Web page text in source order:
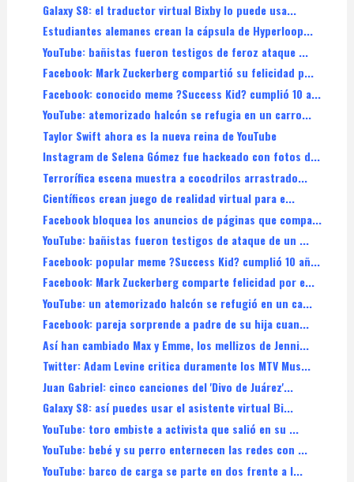
Galaxy S8: el traductor virtual Bixby lo puede usa...
Estudiantes alemanes crean la cápsula de Hyperloop...
YouTube: bañistas fueron testigos de feroz ataque ...
Facebook: Mark Zuckerberg compartió su felicidad p...
Facebook: conocido meme ?Success Kid? cumplió 10 a...
YouTube: atemorizado halcón se refugia en un carro...
Taylor Swift ahora es la nueva reina de YouTube
Instagram de Selena Gómez fue hackeado con fotos d...
Terrorífica escena muestra a cocodrilos arrastrado...
Científicos crean juego de realidad virtual para e...
Facebook bloquea los anuncios de páginas que compa...
YouTube: bañistas fueron testigos de ataque de un ...
Facebook: popular meme ?Success Kid? cumplió 10 añ...
Facebook: Mark Zuckerberg comparte felicidad por e...
YouTube: un atemorizado halcón se refugió en un ca...
Facebook: pareja sorprende a padre de su hija cuan...
Así han cambiado Max y Emme, los mellizos de Jenni...
Twitter: Adam Levine critica duramente los MTV Mus...
Juan Gabriel: cinco canciones del 'Divo de Juárez'...
Galaxy S8: así puedes usar el asistente virtual Bi...
YouTube: toro embiste a activista que salió en su ...
YouTube: bebé y su perro enternecen las redes con ...
YouTube: barco de carga se parte en dos frente a l...